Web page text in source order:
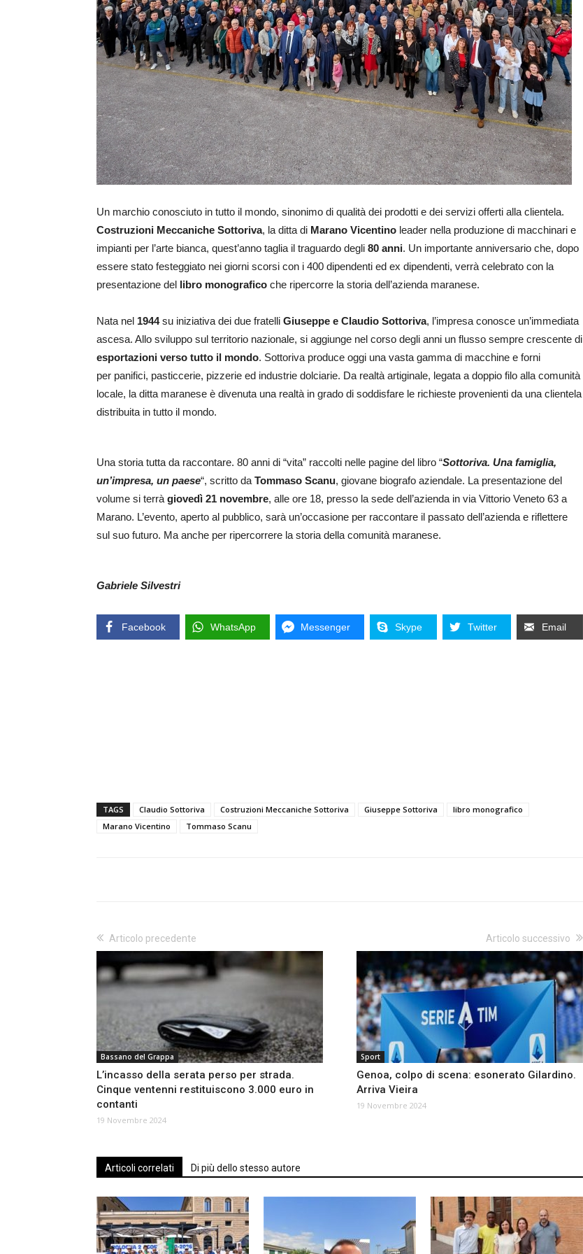
Un marchio conosciuto in tutto il mondo, sinonimo di qualità dei prodotti e dei servizi offerti alla clientela.
Costruzioni Meccaniche Sottoriva, la ditta di Marano Vicentino leader nella produzione di macchinari e
impianti per l’arte bianca, quest’anno taglia il traguardo degli 80 anni. Un importante anniversario che, dopo
essere stato festeggiato nei giorni scorsi con i 400 dipendenti ed ex dipendenti, verrà celebrato con la
presentazione del libro monografico che ripercorre la storia dell’azienda maranese.
Nata nel 1944su iniziativa dei due fratelli Giuseppe e Claudio Sottoriva, l’impresa conosce un’immediata
ascesa. Allo sviluppo sul territorio nazionale, si aggiunge nel corso degli anni un flusso sempre crescente di
esportazioni verso tutto il mondo. Sottoriva produce oggi una vasta gamma di macchine e forni
per panifici, pasticcerie, pizzerie ed industrie dolciarie. Da realtà artiginale, legata a doppio filo alla comunità
locale, la ditta maranese è divenuta una realtà in grado di soddisfare le richieste provenienti da una clientela
distribuita in tutto il mondo.
Una storia tutta da raccontare. 80 anni di “vita” raccolti nelle pagine del libro “Sottoriva. Una famiglia,
un’impresa, un paese“, scritto da Tommaso Scanu, giovane biografo aziendale. La presentazione del
volume si terrà giovedì 21 novembre, alle ore 18, presso la sede dell’azienda in via Vittorio Veneto 63 a
Marano. L’evento, aperto al pubblico, sarà un’occasione per raccontare il passato dell’azienda e riflettere
sul suo futuro. Ma anche per ripercorrere la storia della comunità maranese.
Gabriele Silvestri
Facebook WhatsApp Messenger Skype Twitter Email
TAGS Claudio Sottoriva Costruzioni Meccaniche Sottoriva Giuseppe Sottoriva
libro monografico
Marano Vicentino
Tommaso Scanu
Articolo precedente
Bassano del Grappa
L’incasso della serata perso per strada.
Cinque ventenni restituiscono 3.000 euro in
contanti
19 Novembre 2024
Articolo successivo
Sport
Genoa, colpo di scena: esonerato Gilardino.
Arriva Vieira
19 Novembre 2024
Articoli correlati Di più dello stesso autore